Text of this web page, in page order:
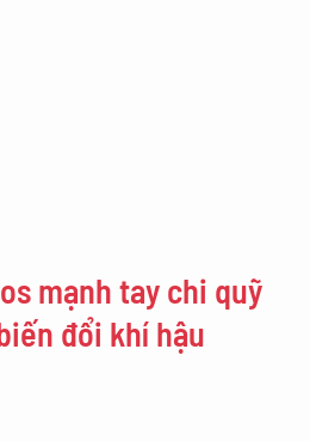
mạnh tay chi quỹ
đổi khí hậu